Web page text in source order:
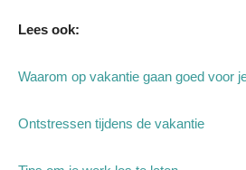
Lees ook:
Waarom op vakantie gaan goed voor
Ontstressen tijdens de vakantie